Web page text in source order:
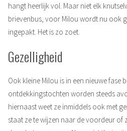
hangt heerlijk vol. Maar niet elk
brievenbus, voor Milou wordt nu ook
ingepakt. Het is zo zoet.
Gezelligheid
Ook kleine Milou is in een nieuwe fase
ontdekkingstochten worden steeds
hiernaast weet ze inmiddels ook met
staat ze te wijzen naar de voordeur of